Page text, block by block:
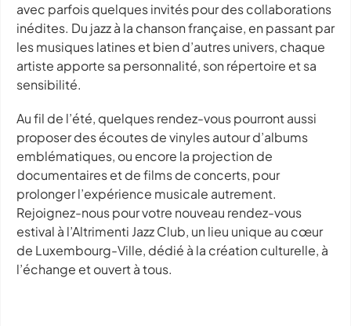
avec parfois quelques invités pour des collaborations
inédites. Du jazz à la chanson française, en passant par
les musiques latines et bien d’autres univers, chaque
artiste apporte sa personnalité, son répertoire et sa
sensibilité.
Au fil de l’été, quelques rendez-vous pourront aussi
proposer des écoutes de vinyles autour d’albums
emblématiques, ou encore la projection de
documentaires et de films de concerts, pour
prolonger l’expérience musicale autrement.
Rejoignez-nous pour votre nouveau rendez-vous
estival à l’Altrimenti Jazz Club, un lieu unique au cœur
de Luxembourg-Ville, dédié à la création culturelle, à
l’échange et ouvert à tous.